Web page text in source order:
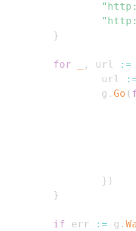
}
for , url :=
                url
                g
. Go (
} )
}
if err := g .